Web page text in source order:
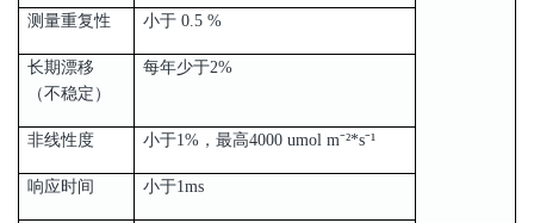
测量重复性 小于 0.5 %
长期漂移
（不稳定）
每年少于2%
非线性度 小于1%，最高4000 umol m⁻²*s⁻¹
响应时间 小于1ms